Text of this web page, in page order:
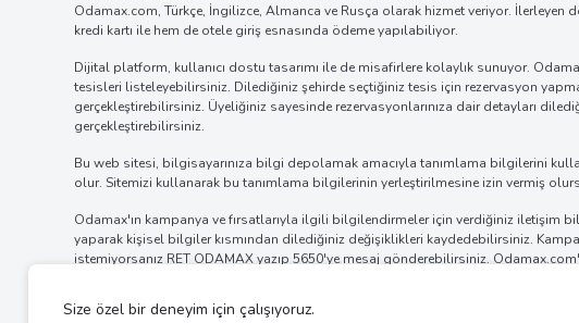
Odamax.com, Türkçe, İngilizce, Almanca ve Rusça olarak hizmet veriyor. İlerleyen
kredi kartı ile hem de otele giriş esnasında ödeme yapılabiliyor.
Dijital platform, kullanıcı dostu tasarımı ile de misafirlere kolaylık sunuyor.
tesisleri listeleyebilirsiniz. Dilediğiniz şehirde seçtiğiniz tesis için rezervasyon
gerçekleştirebilirsiniz. Üyeliğiniz sayesinde rezervasyonlarınıza dair detayları
gerçekleştirebilirsiniz.
Bu web sitesi, bilgisayarınıza bilgi depolamak amacıyla tanımlama bilgilerini
olur. Sitemizi kullanarak bu tanımlama bilgilerinin yerleştirilmesine izin vermiş
Odamax'ın kampanya ve fırsatlarıyla ilgili bilgilendirmeler için verdiğiniz iletişim
yaparak kişisel bilgiler kısmından dilediğiniz değişiklikleri kaydedebilirsiniz.
istemiyorsanız RET ODAMAXyazıp 5650'ye mesaj gönderebilirsiniz.
almamak için internet tarayıcınızın ayarlar bölümünden bildirim izinlerinin
uygulamanın bildirim ayarlarını değiştirerek bildirim alımına engel olabilirsiniz.